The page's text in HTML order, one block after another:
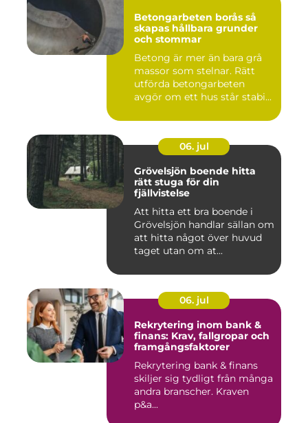
Betongarbeten borås så
skapas hållbara grunder
och stommar
Betong är mer än bara grå
massor som stelnar. Rätt
utförda betongarbeten
avgör om ett hus står stabi...
06. jul
Grövelsjön boende hitta
rätt stuga för din
fjällvistelse
Att hitta ett bra boende i
Grövelsjön handlar sällan om
att hitta något över huvud
taget utan om at...
06. jul
Rekrytering inom bank &
finans: Krav, fallgropar och
framgångsfaktorer
Rekrytering bank & finans
skiljer sig tydligt från många
andra branscher. Kraven
p&a...